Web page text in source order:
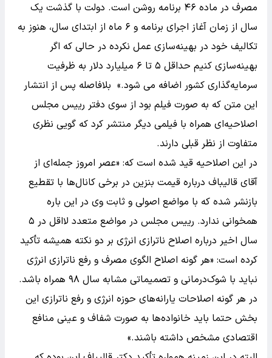
مصرف در ماده ۴۶ برنامه روشن است. دولت با گذشت یک
سال از زمان آغاز اجرای برنامه و ۶ ماه از ابتدای سال، هنوز به
تکالیف خود در بهینه‌سازی عمل نکرده در حالی که اگر
بهینه‌سازی کنیم حداقل ۵ تا ۶ میلیارد دلار به ظرفیت
سرمایه‌گذاری کشور اضافه می شود.» بلافاصله پس از انتشار
این متن که به صورت فیلم بود از سوی دفتر رییس مجلس
اصلاحیه‌ای همراه با فیلمی دیگر منتشر کرد که گویی نظری
متفاوت از نظر قبلی دارند.
در این اصلاحیه قید شده است که: «عصر امروز جمله‌ای از
آقای قالیباف درباره قیمت بنزین در برخی کانال‌ها با تقطیع
بازنشر شده که با مواضع اصولی و ثابت وی در این باره
همخوانی ندارد. رییس مجلس در مواضع متعدد لااقل در ۵
سال اخیر درباره اصلاح ناترازی انرژی بر دو نکته همیشه تأکید
کرده است: «هر گونه اصلاح الگوی مصرف و رفع ناترازی انرژی
نباید با شوک‌درمانی و تصمیماتی مشابه سال ۹۸ همراه باشد.
در هر گونه اصلاحات یارانه‌های حوزه انرژی و رفع ناترازی این
بخش حتما باید خانواده‌ها به صورت شفاف و عینی منافع
اقتصادی مشخص داشته باشند.»